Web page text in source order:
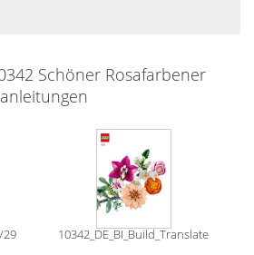
Schöner Rosafarbener
10342_DE_BI_Build_Translate